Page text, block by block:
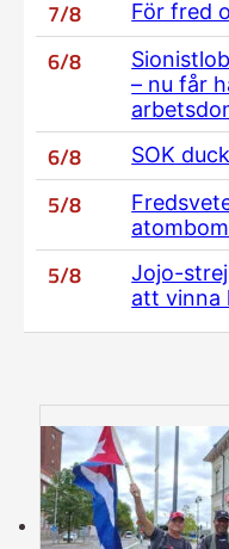
7/8 För fred
6/8
– nu får
6/8 SOK
5/8
5/8
Jojo-
att vinna